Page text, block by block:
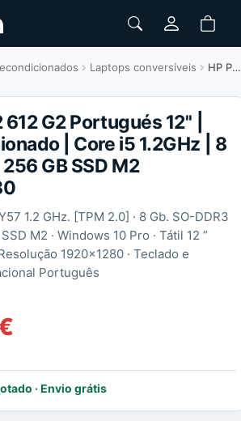
Laptops conversíveis HP Pro X2 612 G2 Portugués 12" | Recondicionado
612 G2 Portugués 12'' |
| Core i5 1.2GHz | 8
GB SSD M2
1.2 GHz. [TPM 2.0] · 8 Gb. SO-DDR3
M2 · Windows 10 Pro · Tátil 12 ”
1920×1280 ·Teclado e
Português
· Envio grátis